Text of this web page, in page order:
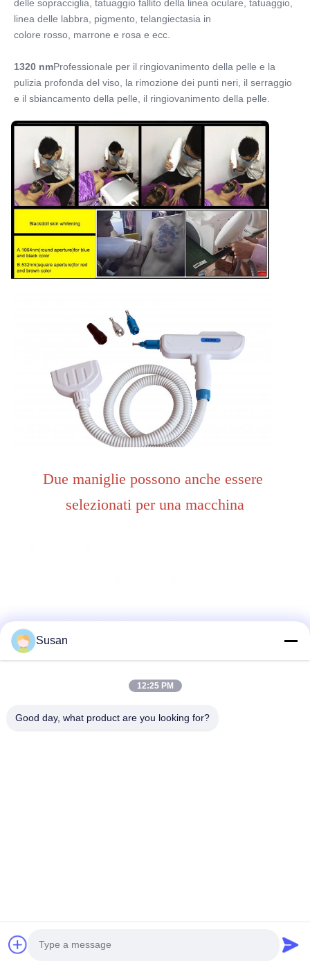
delle sopracciglia, tatuaggio fallito della linea oculare, tatuaggio,
linea delle labbra, pigmento, telangiectasia in
colore rosso, marrone e rosa e ecc.
1320 nmProfessionale per il ringiovanimento della pelle e la
pulizia profonda del viso, la rimozione dei punti neri, il serraggio
e il sbiancamento della pelle, il ringiovanimento della pelle.
Due maniglie possono anche essere
selezionati per una macchina
Susan
12:25 PM
Good day, what product are you looking for?